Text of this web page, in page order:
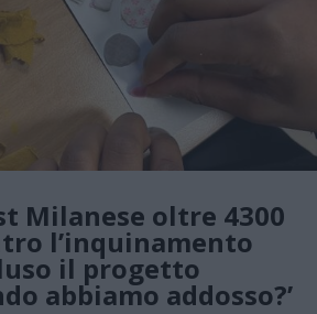
Milanese oltre 4300
l’inquinamento
il progetto
abbiamo addosso?’